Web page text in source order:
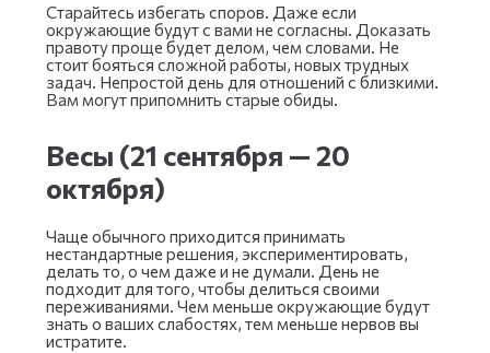
Старайтесь избегать споров. Даже если
окружающие будут с вами не согласны. Доказать
правоту проще будет делом, чем словами. Не
стоит бояться сложной работы, новых трудных
задач. Непростой день для отношений с близкими.
Вам могут припомнить старые обиды.
Весы (21 сентября — 20
октября)
Чаще обычного приходится принимать
нестандартные решения, экспериментировать,
делать то, о чем даже и не думали. День не
подходит для того, чтобы делиться своими
переживаниями. Чем меньше окружающие будут
знать о ваших слабостях, тем меньше нервов вы
истратите.